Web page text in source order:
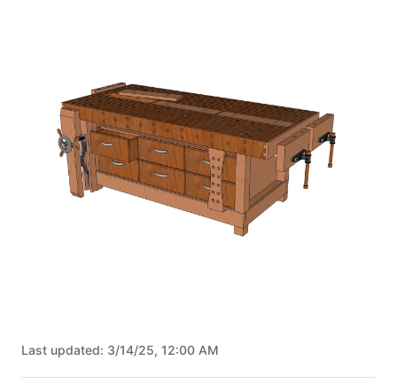
Last updated: 3/14/25, 12:00 AM